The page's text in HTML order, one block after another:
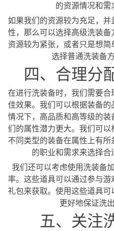
的资源情况和需
如果我们的资源较为充足，
性，那么可以选择高级洗装
资源较为紧张，或者只是想
选择普通洗装备
四、合理分
在进行洗装备时，我们需要
佳效果。我们可以根据装备
情况下，高品质和高等级的
们的属性潜力更大。我们可以
不同类型的装备在属性上有
的职业和需求来选择合
我们还可以考虑使用洗装备
率。这些道具可以通过参与
礼包来获取。使用这些道具
更好地保证洗
五、关注